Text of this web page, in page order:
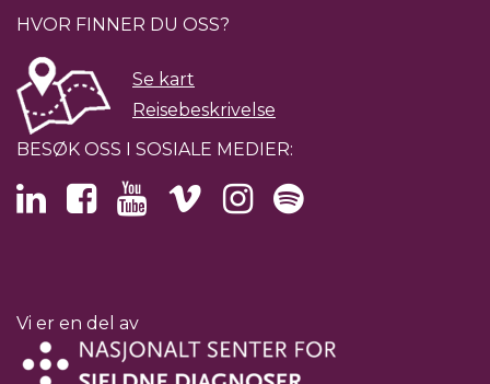
HVOR FINNER DU OSS?
Se kart
Reisebeskrivelse
BESØK OSS I SOSIALE MEDIER:
Vi er en del av